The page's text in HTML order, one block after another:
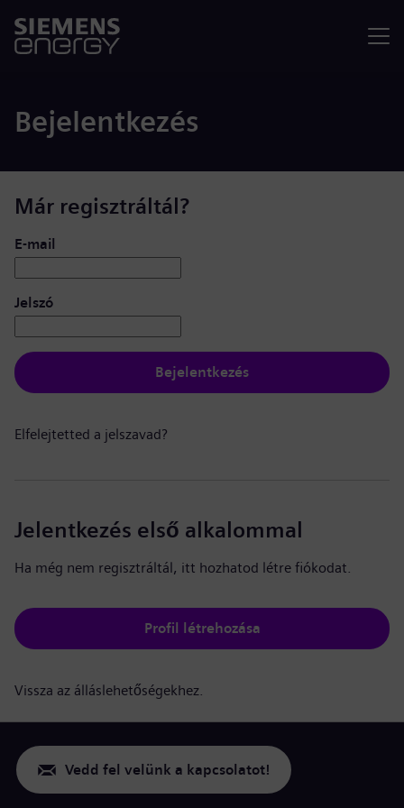
Bejelentkezés
Már regisztráltál?
Bejelentkezés: felhasználó és jelszó
E-mail
Jelszó
Bejelentkezés
Elfelejtetted a jelszavad?
Jelentkezés első alkalommal
Ha még nem regisztráltál, itt hozhatod létre fiókodat.
Profil létrehozása
Vissza az álláslehetőségekhez.
Vedd fel velünk a kapcsolatot!